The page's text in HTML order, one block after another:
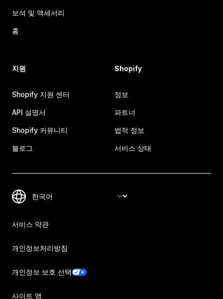
보석 및 액세서리
홈
지원
Shopify 지원 센터
API 설명서
Shopify 커뮤니티
블로그
Shopify
정보
파트너
법적 정보
서비스 상태
서비스 약관
개인정보처리방침
개인정보 보호 선택
사이트 맵